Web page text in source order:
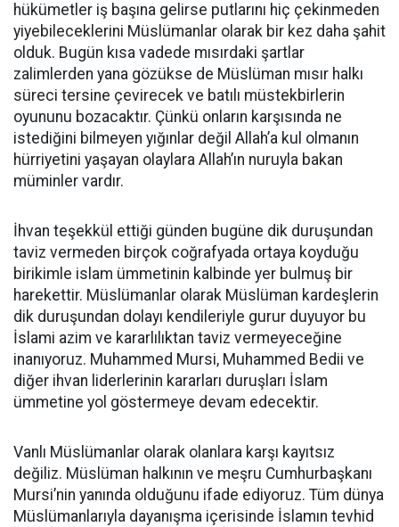
hükümetler iş başına gelirse putlarını hiç çekinmeden
yiyebileceklerini Müslümanlar olarak bir kez daha şahit
olduk. Bugün kısa vadede mısırdaki şartlar
zalimlerden yana gözükse de Müslüman mısır halkı
süreci tersine çevirecek ve batılı müstekbirlerin
oyununu bozacaktır. Çünkü onların karşısında ne
istediğini bilmeyen yığınlar değil Allah’a kul olmanın
hürriyetini yaşayan olaylara Allah’ın nuruyla bakan
müminler vardır.
İhvan teşekkül ettiği günden bugüne dik duruşundan
taviz vermeden birçok coğrafyada ortaya koyduğu
birikimle islam ümmetinin kalbinde yer bulmuş bir
harekettir. Müslümanlar olarak Müslüman kardeşlerin
dik duruşundan dolayı kendileriyle gurur duyuyor bu
İslami azim ve kararlılıktan taviz vermeyeceğine
inanıyoruz. Muhammed Mursi, Muhammed Bedii ve
diğer ihvan liderlerinin kararları duruşları İslam
ümmetine yol göstermeye devam edecektir.
Vanlı Müslümanlar olarak olanlara karşı kayıtsız
değiliz. Müslüman halkının ve meşru Cumhurbaşkanı
Mursi’nin yanında olduğunu ifade ediyoruz. Tüm dünya
Müslümanlarıyla dayanışma içerisinde İslamın tevhid